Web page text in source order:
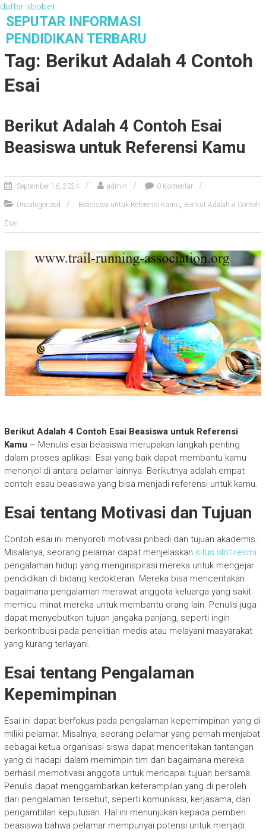
daftar sbobet
SEPUTAR INFORMASI
PENDIDIKAN TERBARU
Tag: Berikut Adalah 4 Contoh
Esai
Berikut Adalah 4 Contoh Esai
Beasiswa untuk Referensi Kamu
September 16, 2024 admin 0 Komentar
Uncategorized Beasiswa untuk Referensi Kamu, Berikut Adalah 4 Contoh
Esai
Berikut Adalah 4 Contoh Esai Beasiswa untuk Referensi
Kamu – Menulis esai beasiswa merupakan langkah penting
dalam proses aplikasi. Esai yang baik dapat membantu kamu
menonjol di antara pelamar lainnya. Berikutnya adalah empat
contoh esau beasiswa yang bisa menjadi referensi untuk kamu.
Esai tentang Motivasi dan Tujuan
Contoh esai ini menyoroti motivasi pribadi dan tujuan akademis.
Misalanya, seorang pelamar dapat menjelaskan situs slot resmi
pengalaman hidup yang menginspirasi mereka untuk mengejar
pendidikan di bidang kedokteran. Mereka bisa menceritakan
bagaimana pengalaman merawat anggota keluarga yang sakit
memicu minat mereka untuk membantu orang lain. Penulis juga
dapat menyebutkan tujuan jangaka panjang, seperti ingin
berkontribusi pada penelitian medis atau melayani masyarakat
yang kurang terlayani.
Esai tentang Pengalaman
Kepemimpinan
Esai ini dapat berfokus pada pengalaman kepemimpinan yang di
miliki pelamar. Misalnya, seorang pelamar yang pernah menjabat
sebagai ketua organisasi siswa dapat menceritakan tantangan
yang di hadapi dalam memimpin tim dan bagaimana mereka
berhasil memotivasi anggota untuk mencapai tujuan bersama.
Penulis dapat menggambarkan keterampilan yang di peroleh
dari pengalaman tersebut, seperti komunikasi, kerjasama, dan
pengambilan keputusan. Hal ini menunjukan kepada pemberi
beasiswa bahwa pelamar mempunyai potensi untuk menjadi